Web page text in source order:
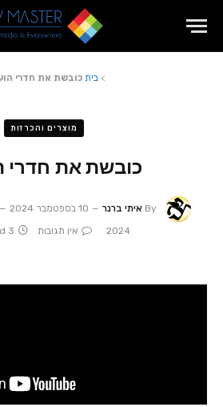
> בית כובשת את חדרי
מוצרים והכרזות
כובשת את חדרי
By איתי ברנר 10 בספטמבר 2024
2024
אין תגובות 3 Mins Read